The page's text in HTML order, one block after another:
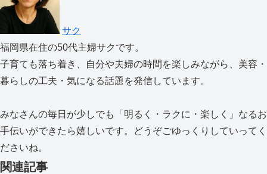
サク
福岡県在住の50代主婦サクです。
子育ても落ち着き、自分や夫婦の時間を楽しみながら、美容・
暮らしの工夫・気になる話題を発信しています。
みなさんの毎日が少しでも「明るく・ラクに・楽しく」なるお
手伝いができたら嬉しいです。どうぞごゆっくりしていってく
ださいね。
関連記事